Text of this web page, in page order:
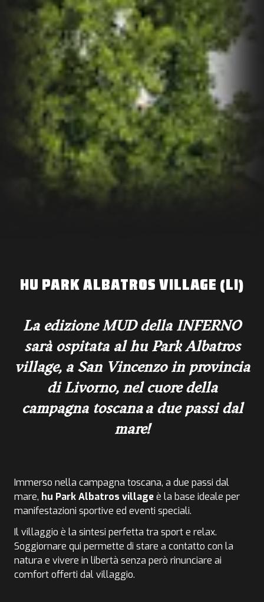
HU PARK ALBATROS VILLAGE (LI)
La edizione MUD della INFERNO
sarà ospitata alhu Park Albatros
village, a San Vincenzo in provincia
di Livorno, nel cuore della
campagna toscana a due passi dal
mare!
Immerso nella campagna toscana, a due passi dal
mare, hu Park Albatros villageè la base ideale per
manifestazioni sportive ed eventi speciali.
Il villaggio è la sintesi perfetta tra sport e relax.
Soggiornare qui permette di stare a contatto con la
natura e vivere in libertà senza però rinunciare ai
comfort offerti dal villaggio.